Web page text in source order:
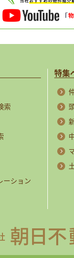
索
ーション
特集